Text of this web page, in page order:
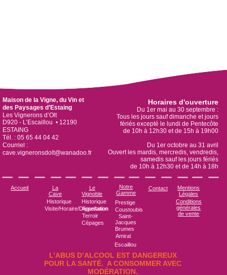
Maison de la Vigne, du Vin et
des Paysages d’Estaing
Les Vignerons d’Olt
D920 - L’Escaillou • 12190
ESTAING
Tél. : 05 65 44 04 42
Courriel :
cave.vigneronsdolt@wanadoo.fr
Horaires d'ouverture
Du 1er mai au 30 septembre :
Tous les jours sauf dimanche et jours
fériés excepté le lundi de Pentecôte
de 10h à 12h30 et de 15h à 19h00
Du 1er octobre au 31 avril
Ouvert les mardis, mercredis, vendredis,
samedis sauf les jours fériés
de 10h à 12h30 et de 14h à 18h
Accueil
La
Cave
Historique
Visite/Horaire/Dégustation
Le
Vignoble
Historique
Appellation
Terroir
Cépages
Notre
Gamme
Prestige
Coustoubis
Saint-
Jacques
Brumes
Amiral
Escaillou
Contact
Mentions
Légales
Conditions
générales
de vente
L’ABUS D’ALCOOL EST DANGEREUX
POUR LA SANTÉ. A CONSOMMER AVEC
MODÉRATION.